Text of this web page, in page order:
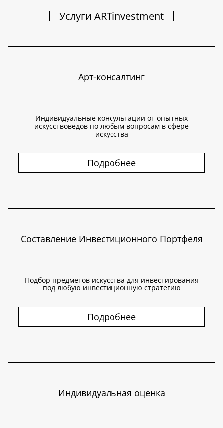
Услуги ARTinvestment
Арт-консалтинг
Индивидуальные консультации от опытных
искусствоведов по любым вопросам в сфере
искусства
Подробнее
Составление Инвестиционного Портфеля
Подбор предметов искусства для инвестирования
под любую инвестиционную стратегию
Подробнее
Индивидуальная оценка